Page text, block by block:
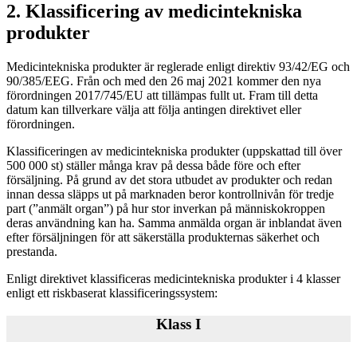
2. Klassificering av medicintekniska
produkter
Medicintekniska produkter är reglerade enligt direktiv 93/42/EG och
90/385/EEG. Från och med den 26 maj 2021 kommer den nya
förordningen 2017/745/EU att tillämpas fullt ut. Fram till detta
datum kan tillverkare välja att följa antingen direktivet eller
förordningen.
Klassificeringen av medicintekniska produkter (uppskattad till över
500 000 st) ställer många krav på dessa både före och efter
försäljning. På grund av det stora utbudet av produkter och redan
innan dessa släpps ut på marknaden beror kontrollnivån för tredje
part (”anmält organ”) på hur stor inverkan på människokroppen
deras användning kan ha. Samma anmälda organ är inblandat även
efter försäljningen för att säkerställa produkternas säkerhet och
prestanda.
Enligt direktivet klassificeras medicintekniska produkter i 4 klasser
enligt ett riskbaserat klassificeringssystem:
Klass I